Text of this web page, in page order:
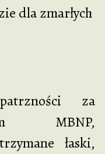
dla zmarłych
za
MBNP,
łaski,